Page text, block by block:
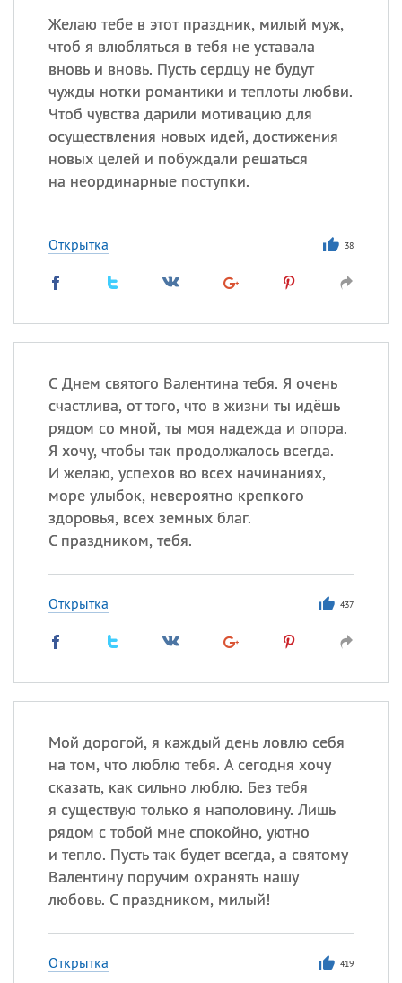
Желаю тебе в этот праздник, милый муж,
чтоб я влюбляться в тебя не уставала
вновь и вновь. Пусть сердцу не будут
чужды нотки романтики и теплоты любви.
Чтоб чувства дарили мотивацию для
осуществления новых идей, достижения
новых целей и побуждали решаться
на неординарные поступки.
Открытка 38
С Днем святого Валентина тебя. Я очень
счастлива, от того, что в жизни ты идёшь
рядом со мной, ты моя надежда и опора.
Я хочу, чтобы так продолжалось всегда.
И желаю, успехов во всех начинаниях,
море улыбок, невероятно крепкого
здоровья, всех земных благ.
С праздником, тебя.
Открытка 437
Мой дорогой, я каждый день ловлю себя
на том, что люблю тебя. А сегодня хочу
сказать, как сильно люблю. Без тебя
я существую только я наполовину. Лишь
рядом с тобой мне спокойно, уютно
и тепло. Пусть так будет всегда, а святому
Валентину поручим охранять нашу
любовь. С праздником, милый!
Открытка 419